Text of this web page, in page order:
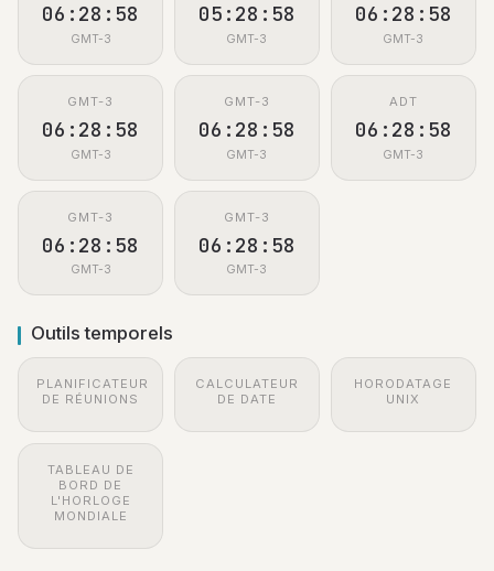
06:28:59
GMT-3
05:28:59
GMT-3
06:28:59
GMT-3
GMT-3
06:28:59
GMT-3
GMT-3
06:28:59
GMT-3
ADT
06:28:59
GMT-3
GMT-3
06:28:59
GMT-3
GMT-3
06:28:59
GMT-3
Outils temporels
PLANIFICATEUR
DE RÉUNIONS
CALCULATEUR
DE DATE
HORODATAGE
UNIX
TABLEAU DE
BORD DE
L'HORLOGE
MONDIALE